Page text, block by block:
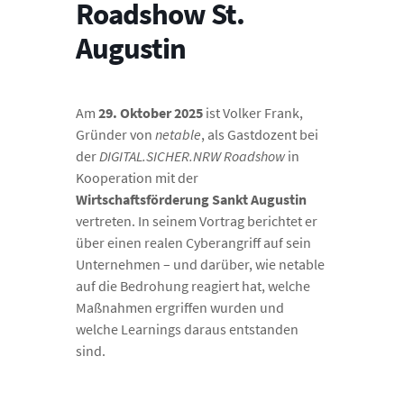
Roadshow St.
Augustin
Am 29. Oktober 2025 ist Volker Frank,
Gründer von netable, als Gastdozent bei
derDIGITAL.SICHER.NRW Roadshowin
Kooperation mit der
Wirtschaftsförderung Sankt Augustin
vertreten. In seinem Vortrag berichtet er
über einen realen Cyberangriff auf sein
Unternehmen – und darüber, wie netable
auf die Bedrohung reagiert hat, welche
Maßnahmen ergriffen wurden und
welche Learnings daraus entstanden
sind.